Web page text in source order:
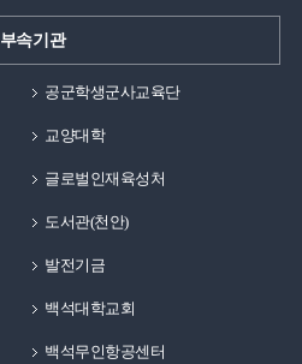
부속기관
공군학생군사교육단
교양대학
글로벌인재육성처
도서관(천안)
발전기금
백석대학교회
백석무인항공센터